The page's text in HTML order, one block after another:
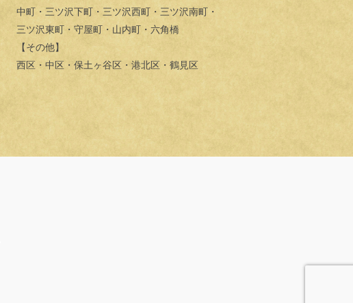
中町・三ツ沢下町・三ツ沢西町・三ツ沢南町・
三ツ沢東町・守屋町・山内町・六角橋
【その他】
西区・中区・保土ヶ谷区・港北区・鶴見区